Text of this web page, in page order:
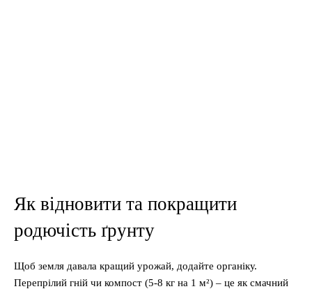
Як відновити та покращити
родючість ґрунту
Щоб земля давала кращий урожай, додайте органіку.
Перепрілий гній чи компост (5-8 кг на 1 м²) – це як смачний